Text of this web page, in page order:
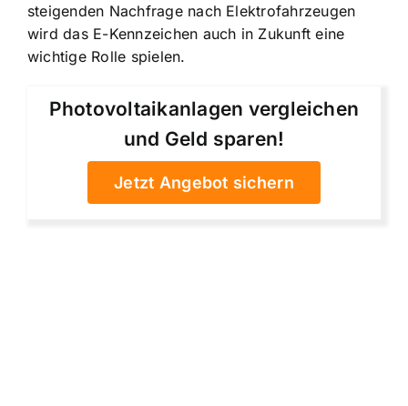
steigenden Nachfrage nach Elektrofahrzeugen
wird das E-Kennzeichen auch in Zukunft eine
wichtige Rolle spielen.
Photovoltaikanlagen vergleichen
und Geld sparen!
Jetzt Angebot sichern